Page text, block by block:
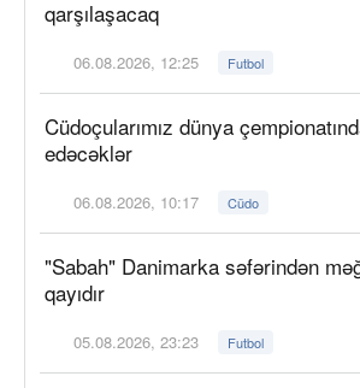
qarşılaşacaq
06.08.2026, 12:25 Futbol
Cüdoçularımız dünya
edəcəklər
06.08.2026, 10:17 Cüdo
"Sabah" Danimarka səfərindən
qayıdır
05.08.2026, 23:23 Futbol